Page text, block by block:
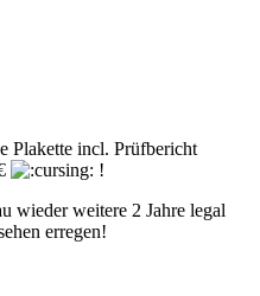
Plakette incl. Prüfbericht
!
wieder weitere 2 Jahre legal
erregen!